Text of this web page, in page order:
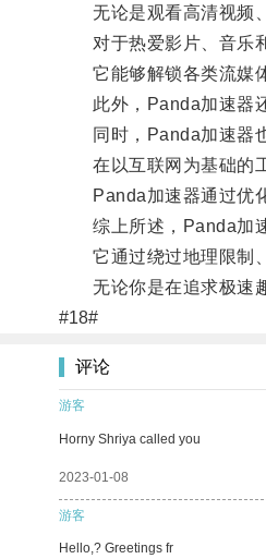
无论是观看高清视频、
对于热爱影片、音乐和
它能够解锁各类流媒体
此外，Panda加速器还
同时，Panda加速器也
在以互联网为基础的工
Panda加速器通过优化
综上所述，Panda加速
它通过绕过地理限制、
无论你是在追求极速趣
#18#
评论
游客
Horny Shriya called you
2023-01-08
游客
Hello,? Greetings fr